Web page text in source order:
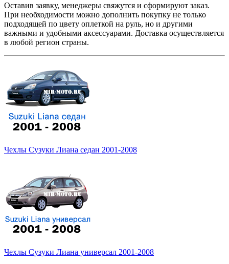
Оставив заявку, менеджеры свяжутся и сформируют заказ.
При необходимости можно дополнить покупку не только
подходящей по цвету оплеткой на руль, но и другими
важными и удобными аксессуарами. Доставка осуществляется
в любой регион страны.
Чехлы Сузуки Лиана седан 2001-2008
Чехлы Сузуки Лиана универсал 2001-2008